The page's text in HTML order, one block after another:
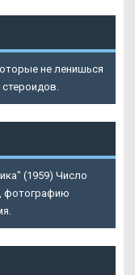
не ленишься
стероидов.
(1959) Число
фотографию